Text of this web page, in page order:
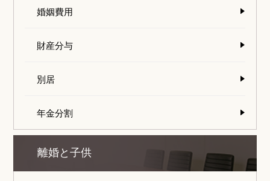
婚姻費用
財産分与
別居
年金分割
離婚と子供